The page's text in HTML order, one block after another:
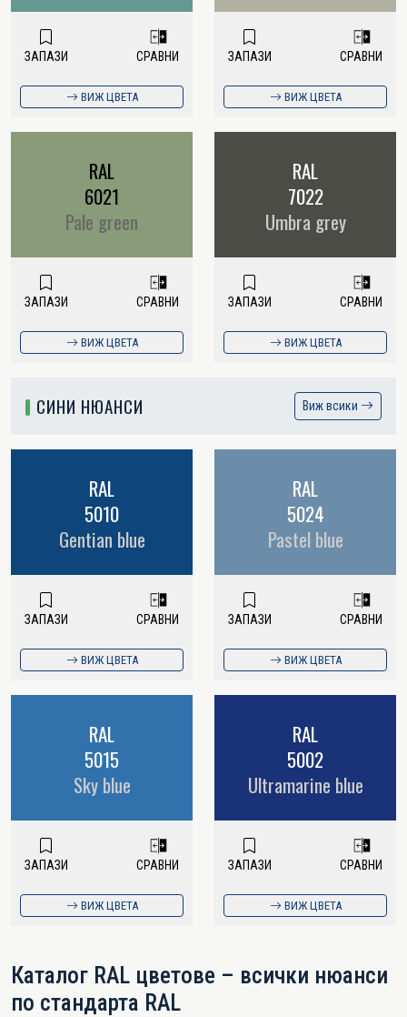
ЗАПАЗИ СРАВНИ
ВИЖ ЦВЕТА
ЗАПАЗИ СРАВНИ
ВИЖ ЦВЕТА
RAL
6021
Pale green
ЗАПАЗИ СРАВНИ
ВИЖ ЦВЕТА
RAL
7022
Umbra grey
ЗАПАЗИ СРАВНИ
ВИЖ ЦВЕТА
СИНИ НЮАНСИ Виж всики
RAL
5010
Gentian blue
ЗАПАЗИ СРАВНИ
ВИЖ ЦВЕТА
RAL
5024
Pastel blue
ЗАПАЗИ СРАВНИ
ВИЖ ЦВЕТА
RAL
5015
Sky blue
ЗАПАЗИ СРАВНИ
ВИЖ ЦВЕТА
RAL
5002
Ultramarine blue
ЗАПАЗИ СРАВНИ
ВИЖ ЦВЕТА
Каталог RAL цветове – всички нюанси
по стандарта RAL